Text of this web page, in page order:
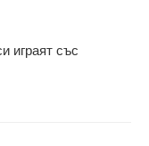
играят със